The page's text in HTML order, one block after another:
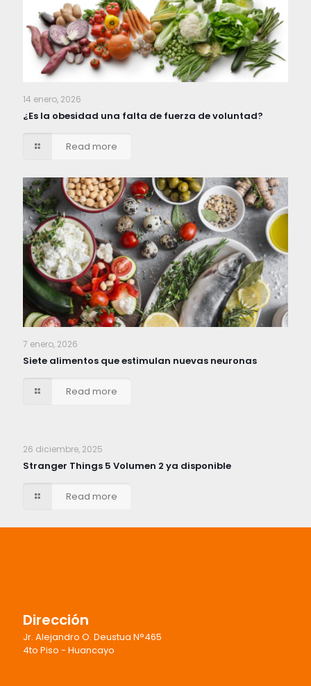
14 enero, 2026
¿Es la obesidad una falta de fuerza de voluntad?
Read more
7 enero, 2026
Siete alimentos que estimulan nuevas neuronas
Read more
26 diciembre, 2025
Stranger Things 5 Volumen 2 ya disponible
Read more
Dirección
Jr. Alejandro O. Deustua N°465
4to Piso - Huancayo